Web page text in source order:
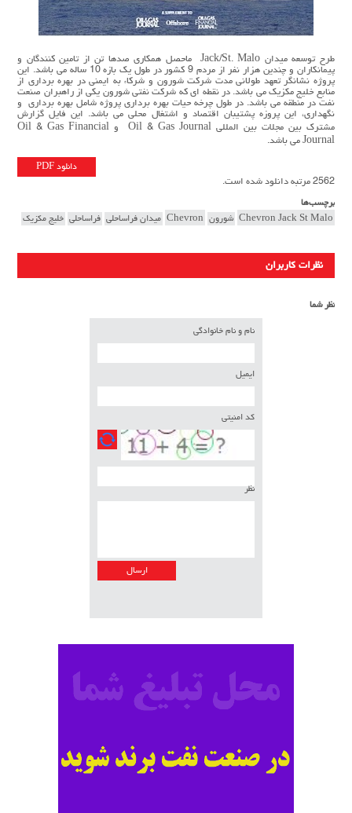
طرح توسعه میدان Jack/St. Malo ماحصل همکاری صدها تن از تامین کنندگان و
پیمانکاران و چندین هزار نفر از مردم 9 کشور در طول یک بازه 10 ساله می باشد. این
پروژه نشانگر تعهد طولانی مدت شرکت شورون و شرکاء به ایمنی در بهره برداری از
منابع خلیج مکزیک می باشد. در نقطه ای که شرکت نفتی شورون یکی از راهبران صنعت
نفت در منطقه می باشد. در طول چرخه حیات بهره برداری پروژه شامل بهره برداری و
نگهداری، این پروزه پشتیبان اقتصاد و اشتغال محلی می باشد. این فایل گزارش
مشترک بین مجلات بین المللی Oil & Gas Journal و Oil & Gas Financial
Journal می باشد.
دانلود PDF
2562 مرتبه دانلود شده است.
برچسب‌ها
Chevron Jack St Malo شورون Chevron میدان فراساحلی فراساحلی خلیج مکزیک
نظرات کاربران
نظر شما
نام و نام خانوادگی
ایمیل
کد امنیتی
نظر